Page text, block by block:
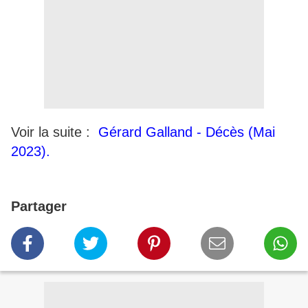
Voir la suite : Gérard Galland - Décès (Mai
2023).
Partager